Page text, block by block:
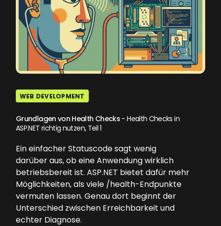
WEB DEVELOPMENT
Grundlagen von Health Checks - Health Checks in
ASP.NET richtig nutzen, Teil 1
Ein einfacher Statuscode sagt wenig
darüber aus, ob eine Anwendung wirklich
betriebsbereit ist. ASP.NET bietet dafür mehr
Möglichkeiten, als viele /health-Endpunkte
vermuten lassen. Genau dort beginnt der
Unterschied zwischen Erreichbarkeit und
echter Diagnose.